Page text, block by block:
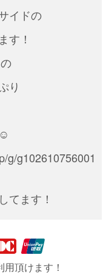
イドの
す！
り
g/g102610756001
てます！
頂けます！